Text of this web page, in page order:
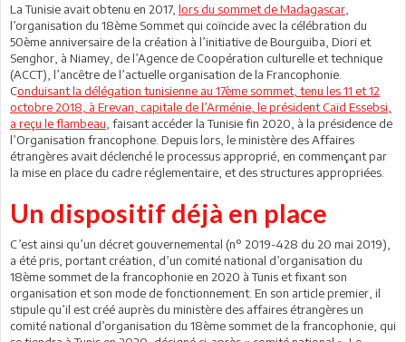
La Tunisie avait obtenu en 2017, lors du sommet de Madagascar
l’organisation du 18ème Sommet qui coïncide avec la célébration du
50ème anniversaire de la création à l’initiative de Bourguiba, Diori et
Senghor, à Niamey, de l’Agence de Coopération culturelle et technique
(ACCT), l’ancêtre de l’actuelle organisation de la Francophonie.
Conduisant la délégation tunisienne au 17ème sommet, tenu les 11 et 12
octobre 2018, à Erevan, capitale de l’Arménie, le président Caïd Essebsi,
a reçu le flambeau , faisant accéder la Tunisie fin 2020, à la présidence de
l’Organisation francophone. Depuis lors, le ministère des Affaires
étrangères avait déclenché le processus approprié, en commençant par
la mise en place du cadre réglementaire, et des structures appropriées.
Un dispositif déjà en place
C’est ainsi qu’un décret gouvernemental (n° 2019-428 du 20 mai 2019),
a été pris, portant création, d’un comité national d’organisation du
18ème sommet de la francophonie en 2020 à Tunis et fixant son
organisation et son mode de fonctionnement. En son article premier, il
stipule qu’il est créé auprès du ministère des affaires étrangères un
comité national d’organisation du 18ème sommet de la francophonie, qui